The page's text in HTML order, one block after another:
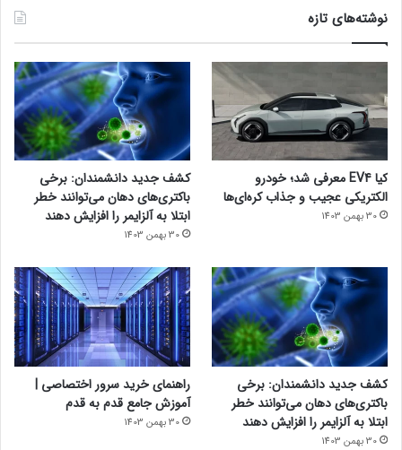
نوشته‌های تازه
کیا EV4 معرفی شد؛ خودرو
الکتریکی عجیب و جذاب کره‌ای‌ها
30 بهمن 1403
کشف جدید دانشمندان: برخی
باکتری‌های دهان می‌توانند خطر
ابتلا به آلزایمر را افزایش دهند
30 بهمن 1403
کشف جدید دانشمندان: برخی
باکتری‌های دهان می‌توانند خطر
ابتلا به آلزایمر را افزایش دهند
30 بهمن 1403
راهنمای خرید سرور اختصاصی |
آموزش جامع قدم به قدم
30 بهمن 1403